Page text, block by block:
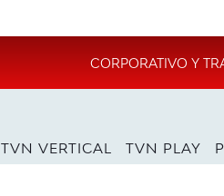
CORPORATIVO Y
TVN VERTICAL TVN PLAY